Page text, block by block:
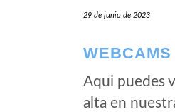
29 de junio de 2023
Aqui puedes
alta en